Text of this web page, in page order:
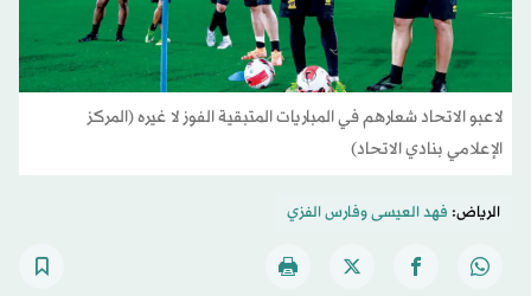
لاعبو الاتحاد شعارهم في المباريات المتبقية الفوز لا غيره (المركز
الإعلامي بنادي الاتحاد)
الرياض: فهد العيسىوفارس الفزي